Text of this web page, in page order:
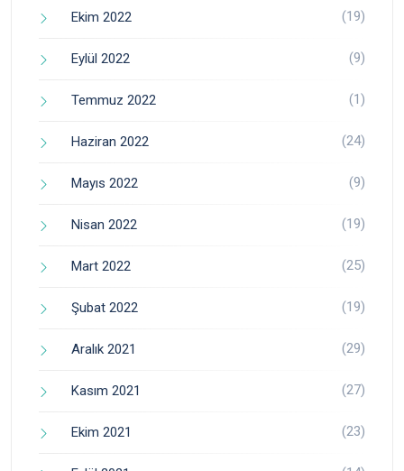
Ekim 2022 (19)
Eylül 2022 (9)
Temmuz 2022 (1)
Haziran 2022 (24)
Mayıs 2022 (9)
Nisan 2022 (19)
Mart 2022 (25)
Şubat 2022 (19)
Aralık 2021 (29)
Kasım 2021 (27)
Ekim 2021 (23)